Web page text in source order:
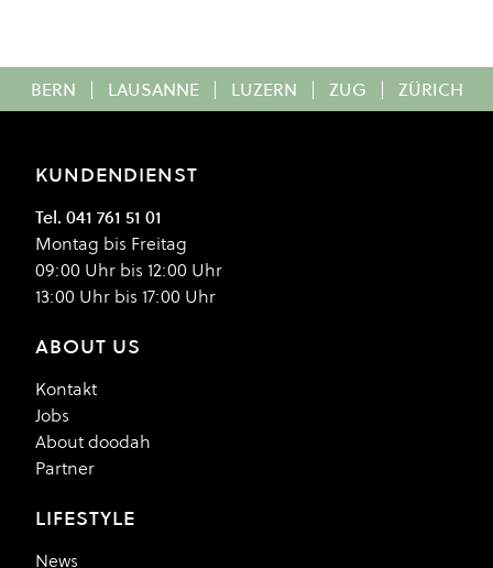
BERN | LAUSANNE | LUZERN | ZUG | ZÜRICH
KUNDENDIENST
Tel. 041 761 51 01
Montag bis Freitag
09:00 Uhr bis 12:00 Uhr
13:00 Uhr bis 17:00 Uhr
ABOUT US
Kontakt
Jobs
About doodah
Partner
LIFESTYLE
News